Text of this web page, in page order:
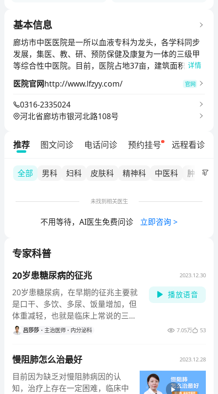
基本信息
廊坊市中医医院是一所以血液专科为龙头，各学科同步
发展，集医、教、研、预防保健及康复为一体的三级甲
等综合性中医院。目前，医院占地37亩，建筑面积3.9万
平米，系河北中医药大学附属医院和北京市中西医结合
血液病研究所廊坊分部。编制床位519张，开放床位610
张，职工900余人，下设病区23个，专科专病门诊39
个。其中，拥有国家级重点专科1个，重点建设专科单位
医1人，省知名专家1人，省拔尖人才1人,博士生导师1
详情
医院官网http://www.lfzyy.com/ 官网
0316-2335024
河北省廊坊市银河北路108号
推荐 图文问诊 电话问诊 预约挂号 远程看诊
全部 男科 妇科 皮肤科 精神科 中医科 肿瘤内科
未找到相关医生
不用等待，AI医生免费问诊 立即咨询 >
专家科普
20岁患糖尿病的征兆 2023.12.30
20岁患糖尿病，在早期的征兆主要就
是口干、多饮、多尿、饭量增加，但
体重减轻，也就是临床上常说的三多
一少症状，是很明显的糖
播放语音
吕莎莎 主治医师 内分泌科 7.05万 53
慢阻肺怎么治最好 2023.12.28
目前因为缺乏对慢阻肺病因的认
知，治疗上存在一定困难，临床中